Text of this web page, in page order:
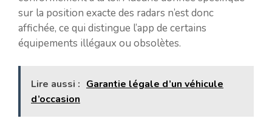
sur la position exacte des radars n’est donc
affichée, ce qui distingue l’app de certains
équipements illégaux ou obsolètes.
Lire aussi : Garantie légale d’un véhicule
d’occasion